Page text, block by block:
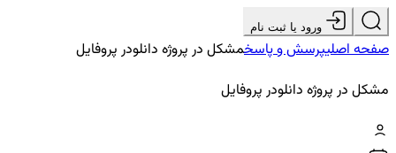
ورود یا ثبت نام
صفحه اصلیپرسش و پاسخمشکل در پروژه دانلودر پروفایل
مشکل در پروژه دانلودر پروفایل